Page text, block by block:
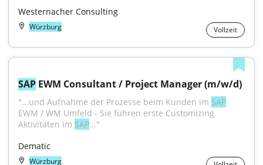
Westernacher Consulting
Würzburg Vollzeit
SAP EWM Consultant / Project Manager (m/w/d)
"...und Aufnahme der Prozesse beim Kunden im SAP
EWM / WM Umfeld - Sie führen erste Customizing
Aktivitäten im SAP..."
Dematic
Würzburg